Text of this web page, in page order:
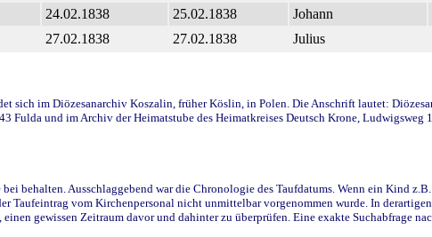
24.02.1838 25.02.1838 Johann
27.02.1838 27.02.1838 Julius
sich im Diözesanarchiv Koszalin, früher Köslin, in Polen. Die Anschrift lautet:
Fulda und im Archiv der Heimatstube des Heimatkreises Deutsch Krone,
behalten. Ausschlaggebend war die Chronologie des Taufdatums. Wenn ein Kind
Taufeintrag vom Kirchenpersonal nicht unmittelbar vorgenommen wurde. In
gewissen Zeitraum davor und dahinter zu überprüfen. Eine exakte Suchabfrage